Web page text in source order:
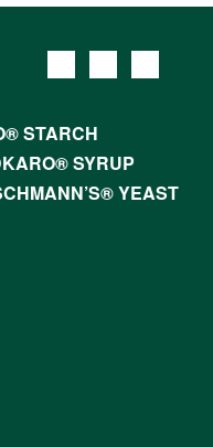
STARCH
KARO® SYRUP
YEAST